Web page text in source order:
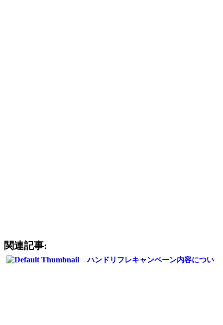
関連記事:
ハンドリフレキャンペーン内容につい